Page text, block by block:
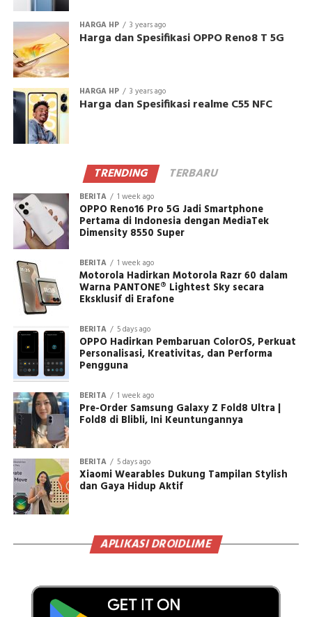
HARGA HP 3 years ago
Harga dan Spesifikasi OPPO Reno8 T 5G
HARGA HP 3 years ago
Harga dan Spesifikasi realme C55 NFC
TRENDING TERBARU
BERITA 1 week ago
OPPO Reno16 Pro 5G Jadi Smartphone
Pertama di Indonesia dengan MediaTek
Dimensity 8550 Super
BERITA 1 week ago
Motorola Hadirkan Motorola Razr 60 dalam
Warna PANTONE® Lightest Sky secara
Eksklusif di Erafone
BERITA 5 days ago
OPPO Hadirkan Pembaruan ColorOS, Perkuat
Personalisasi, Kreativitas, dan Performa
Pengguna
BERITA 1 week ago
Pre-Order Samsung Galaxy Z Fold8 Ultra |
Fold8 di Blibli, Ini Keuntungannya
BERITA 5 days ago
Xiaomi Wearables Dukung Tampilan Stylish
dan Gaya Hidup Aktif
APLIKASI DROIDLIME